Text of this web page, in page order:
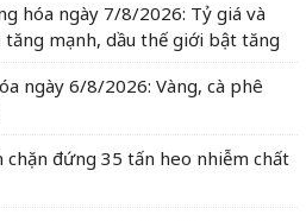
hóa ngày 7/8/2026: Tỷ giá và
tăng mạnh, dầu thế giới bật tăng
ngày 6/8/2026: Vàng, cà phê
chặn đứng 35 tấn heo nhiễm chất